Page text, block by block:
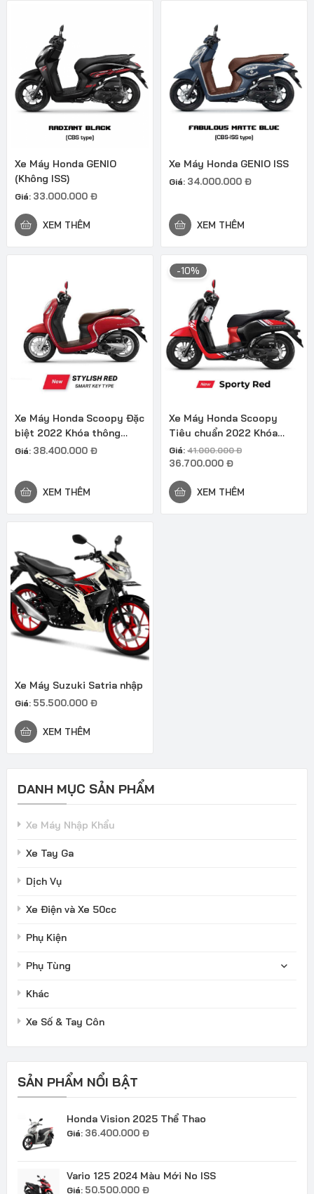
Xe Máy Honda GENIO
(Không ISS)
Giá: 33.000.000 Đ
XEM THÊM
Xe Máy Honda GENIO ISS
Giá: 34.000.000 Đ
XEM THÊM
Xe Máy Honda Scoopy Đặc
biệt 2022 Khóa thông
minh
Giá: 38.400.000 Đ
XEM THÊM
-10%
Xe Máy Honda Scoopy
Tiêu chuẩn 2022 Khóa
chìa
Giá: 41.000.000Đ
Giá
là:
41.000.000 đ.
36.700.000 ĐGiá
tại
XEM THÊM
Xe Máy Suzuki Satria nhập
Giá: 55.500.000 Đ
XEM THÊM
DANH MỤC SẢN PHẨM
Xe Tay Ga
Xe Máy Nhập Khẩu
Dịch Vụ
Xe Điện và Xe 50cc
Phụ Kiện
Phụ Tùng
Khác
Xe Số & Tay Côn
SẢN PHẨM NỔI BẬT
Honda Vision 2025 Thể Thao
Giá: 36.400.000 Đ
Vario 125 2024 Màu Mới No ISS
Giá: 50.500.000 Đ